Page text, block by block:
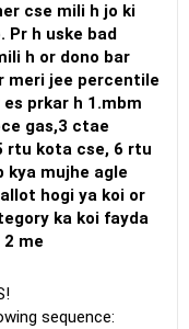
cse mili h jo ki
Pr h uske bad
h or dono bar
meri jee percentile
prkar h 1.mbm
gas,3 ctae
rtu kota cse, 6 rtu
hogi ya koi or
ka koi fayda
me
sequence: